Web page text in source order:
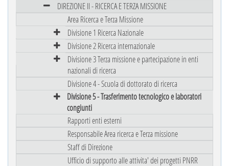
DIREZIONE II - RICERCA E TERZA MISSIONE
Area Ricerca e Terza Missione
Divisione 1 Ricerca Nazionale
Divisione 2 Ricerca internazionale
Divisione 3 Terza missione e partecipazione in enti
nazionali di ricerca
Divisione 4 - Scuola di dottorato di ricerca
Divisione 5 - Trasferimento tecnologico e laboratori
congiunti
Rapporti enti esterni
Responsabile Area ricerca e Terza missione
Staff di Direzione
Ufficio di supporto alle attivita' dei progetti PNRR